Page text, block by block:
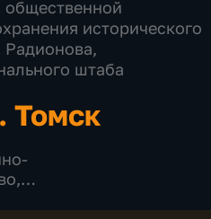
общественной
исторического
Радионова,
штаба
Томск
,